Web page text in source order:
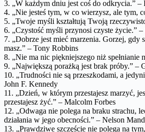
3. „W każdym dniu jest coś do odkrycia.” –
4. „Nie jesteś tym, w co wierzysz, ale tym,
5. „Twoje myśli kształtują Twoją
6. „Czystość myśli przynosi czyste życie.”
7. „Dobrze jest mieć marzenia. Gorzej, gdy
masz.” – Tony Robbins
8. „Nie ma nic piękniejszego niż spełnianie
9. „Największą porażką jest brak próby.” –
10. „Trudności nie są przeszkodami, a
John F. Kennedy
11. „Dzień, w którym przestajesz marzyć,
przestajesz żyć.” – Malcolm Forbes
12. „Odwaga nie polega na braku strachu,
działania w jego obecności.” – Nelson
13. „Prawdziwe szczęście nie polega na